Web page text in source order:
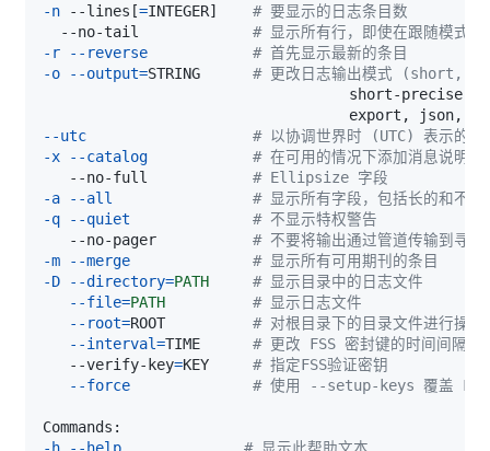
-n --lines [=INTEGER]
# 要显示的日志条目数
  --no-tail
# 显示所有行，即使在跟随模式下
-r
--reverse
# 首先显示最新的条目
-o
--output=STRING # 更改日志输出模式 (short,
export, json,
--utc
# 以协调世界时 (UTC) 表示的时
-x
--catalog
# 在可用的情况下添加消息说明
   --no-full
# Ellipsize 字段
-a
--all
# 显示所有字段，包括长的和不可
-q
--quiet
# 不显示特权警告
   --no-pager
# 不要将输出通过管道传输到寻呼
-m
--merge
# 显示所有可用期刊的条目
-D
--directory=PATH
# 显示目录中的日志文件
--file=PATH
# 显示日志文件
--root=ROOT # 对根目录下的目录文件进行操作
--interval=TIME # 更改 FSS 密封键的时间间隔
   --verify-key
=KEY # 指定FSS验证密钥
--force
# 使用 --setup-keys 覆盖
-h
--help
# 显示此帮助文本